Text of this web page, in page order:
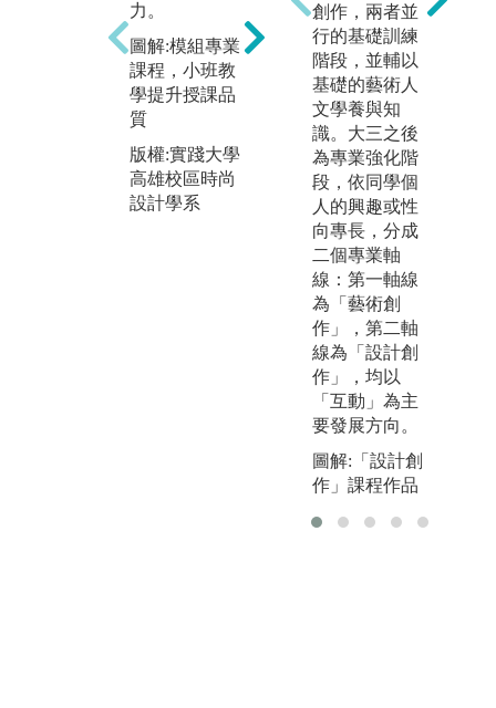
力。
圖解:模組專業
課程，小班教
學提升授課品
質
版權:實踐大學
高雄校區時尚
設計學系
【共同專業必
修】（不分
組）學習主軸:
1. 創意原理-開
啟設計思維之
起始關鍵
2. 時尚公關與
企畫之媒體能
力學理養成
3. 時尚產業概
論之全球化產
業連結入門
4. 時尚消費與
時尚品牌在於
對全球市場之
認知
5. 畢業製作-整
合四年所學之
試驗/驗證/實作
版權:實踐大學
高雄校區時尚
創作，兩者並
行的基礎訓練
階段，並輔以
基礎的藝術人
文學養與知
識。大三之後
為專業強化階
段，依同學個
人的興趣或性
向專長，分成
二個專業軸
線：第一軸線
為「藝術創
作」，第二軸
線為「設計創
作」，均以
「互動」為主
要發展方向。
圖解:「設計創
作」課程作品